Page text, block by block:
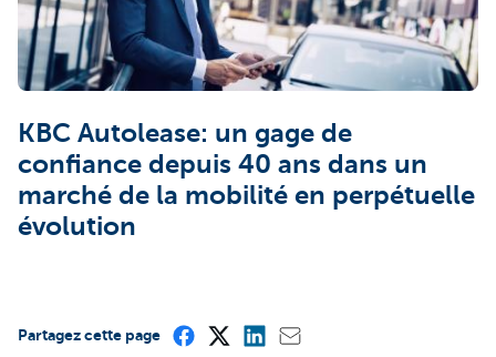
Corporate
KBC Autolease: un gage de
confiance depuis 40 ans dans un
marché de la mobilité en perpétuelle
évolution
Partagez cette page